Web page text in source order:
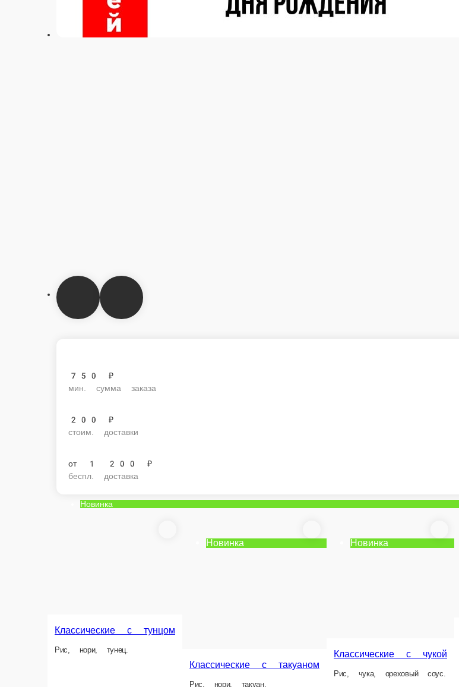
750 ₽
мин. сумма заказа
200 ₽
стоим. доставки
от 1 200 ₽
беспл. доставка
Новинка
Рис, нори, тунец.
Новинка
Рис, нори, такуан.
Новинка
Рис, чука, ореховый соус.